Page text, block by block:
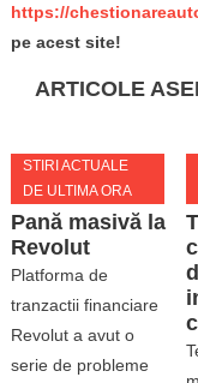
https://
pe acest site!
ARTICOLE
STIRI ACTUALE
DE ULTIMA ORA
Pană masivă la
Revolut
Platforma de
tranzactii financiare
Revolut a avut o
serie de probleme